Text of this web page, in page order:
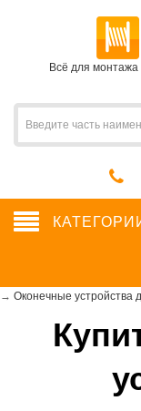
Всё для
→ Оконечные устройства